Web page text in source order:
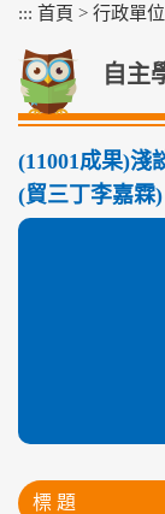
::: 首頁 > 行政單位
自主
(11001成果)淺
(貿三丁李嘉霖)
標 題